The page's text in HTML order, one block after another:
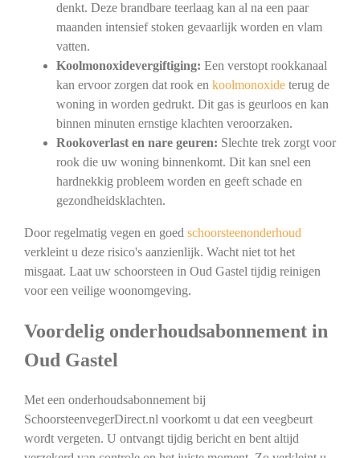
denkt. Deze brandbare teerlaag kan al na een paar
maanden intensief stoken gevaarlijk worden en vlam
vatten.
Koolmonoxidevergiftiging: Een verstopt rookkanaal
kan ervoor zorgen dat rook en koolmonoxideterug de
woning in worden gedrukt. Dit gas is geurloos en kan
binnen minuten ernstige klachten veroorzaken.
Rookoverlast en nare geuren: Slechte trek zorgt voor
rook die uw woning binnenkomt. Dit kan snel een
hardnekkig probleem worden en geeft schade en
gezondheidsklachten.
Door regelmatig vegen en goed schoorsteenonderhoud
verkleint u deze risico's aanzienlijk. Wacht niet tot het
misgaat. Laat uw schoorsteen in Oud Gastel tijdig reinigen
voor een veilige woonomgeving.
Voordelig onderhoudsabonnement in
Oud Gastel
Met een onderhoudsabonnement bij
SchoorsteenvegerDirect.nl voorkomt u dat een veegbeurt
wordt vergeten. U ontvangt tijdig bericht en bent altijd